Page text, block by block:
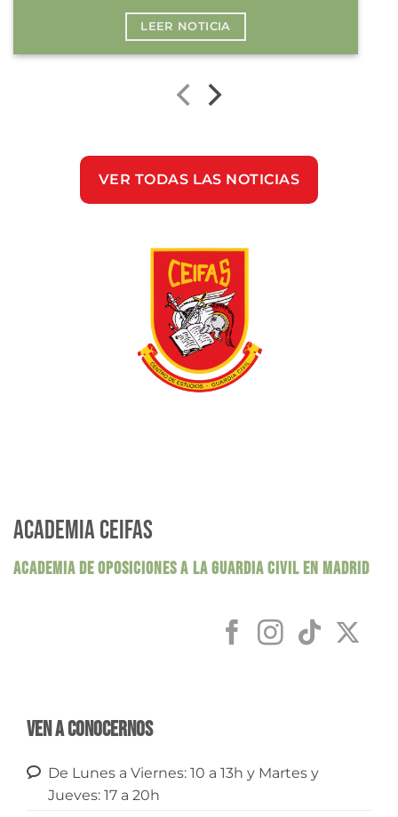
LEER NOTICIA
VER TODAS LAS NOTICIAS
ACADEMIA CEIFAS
ACADEMIA DE OPOSICIONES A LA GUARDIA CIVIL EN MADRID
Ven a conocernos
De Lunes a Viernes: 10 a 13h y Martes y
Jueves: 17 a 20h